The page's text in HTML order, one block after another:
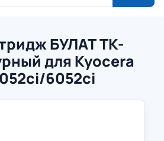
БУЛАТ TK-
для Kyocera
6052ci